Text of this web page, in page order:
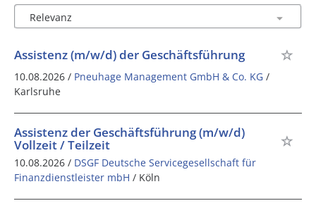
Assistenz (m/w/d) der Geschäftsführung
10.08.2026 / Pneuhage Management GmbH & Co. KG /
Karlsruhe
Assistenz der Geschäftsführung (m/w/d)
Vollzeit / Teilzeit
10.08.2026 / DSGF Deutsche Servicegesellschaft für
Finanzdienstleister mbH / Köln